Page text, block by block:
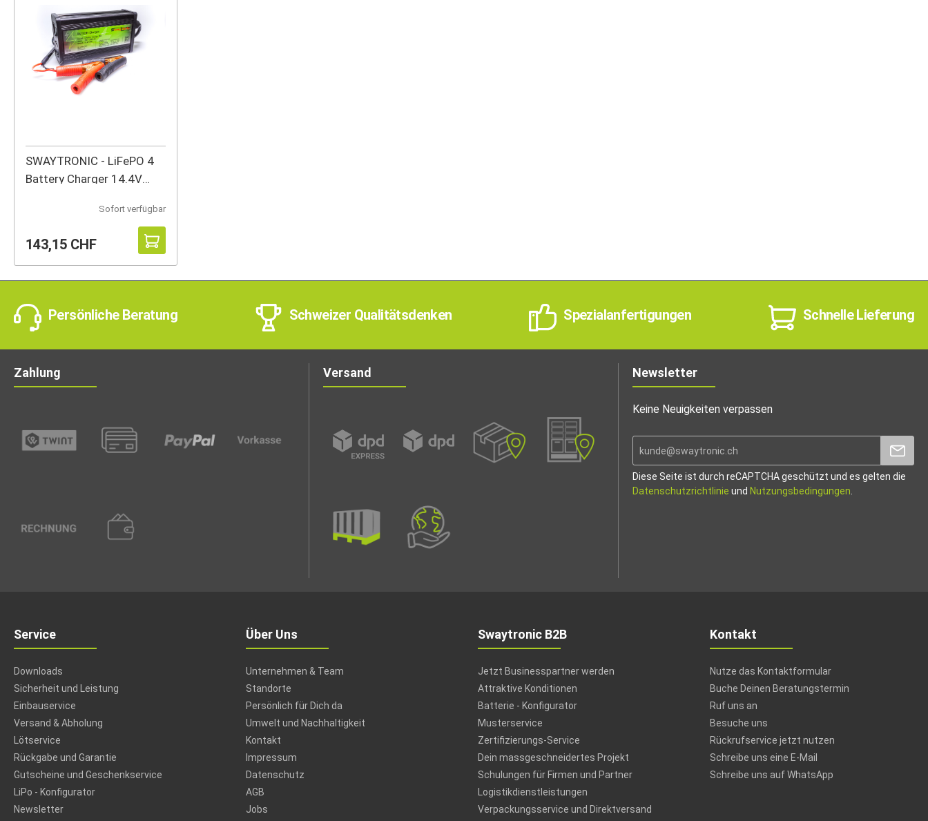
SWAYTRONIC - LiFePO 4
Battery Charger 14.4V
Sofort verfügbar
143,15 CHF
Persönliche Beratung Schweizer Qualitätsdenken Spezialanfertigungen Schnelle Lieferung
Zahlung Versand Newsletter
Keine Neuigkeiten verpassen
Diese Seite ist durch reCAPTCHA geschützt und es gelten die
Datenschutzrichtlinie und Nutzungsbedingungen
Service
Downloads
Sicherheit und Leistung
Einbauservice
Versand & Abholung
Lötservice
Rückgabe und Garantie
Gutscheine und Geschenkservice
LiPo - Konfigurator
Newsletter
Über Uns
Unternehmen & Team
Standorte
Persönlich für Dich da
Umwelt und Nachhaltigkeit
Kontakt
Impressum
Datenschutz
AGB
Jobs
Swaytronic B2B
Jetzt Businesspartner werden
Attraktive Konditionen
Batterie - Konfigurator
Musterservice
Zertifizierungs-Service
Dein massgeschneidertes Projekt
Schulungen für Firmen und Partner
Logistikdienstleistungen
Verpackungsservice und Direktversand
Kontakt
Nutze das Kontaktformular
Buche Deinen Beratungstermin
Ruf uns an
Besuche uns
Rückrufservice jetzt nutzen
Schreibe uns eine E-Mail
Schreibe uns auf WhatsApp